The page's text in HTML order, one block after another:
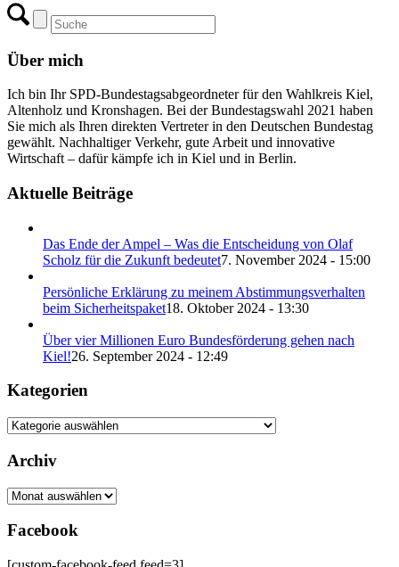
Über mich
Ich bin Ihr SPD-Bundestagsabgeordneter für den Wahlkreis Kiel,
Altenholz und Kronshagen. Bei der Bundestagswahl 2021 haben
Sie mich als Ihren direkten Vertreter in den Deutschen Bundestag
gewählt. Nachhaltiger Verkehr, gute Arbeit und innovative
Wirtschaft – dafür kämpfe ich in Kiel und in Berlin.
Aktuelle Beiträge
Das Ende der Ampel – Was die Entscheidung von Olaf
Scholz für die Zukunft bedeutet7. November 2024 - 15:00
Persönliche Erklärung zu meinem Abstimmungsverhalten
beim Sicherheitspaket18. Oktober 2024 - 13:30
Über vier Millionen Euro Bundesförderung gehen nach
Kiel!26. September 2024 - 12:49
Kategorien
Archiv
Archiv
Facebook